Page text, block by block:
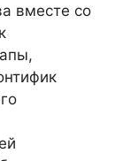
вместе со